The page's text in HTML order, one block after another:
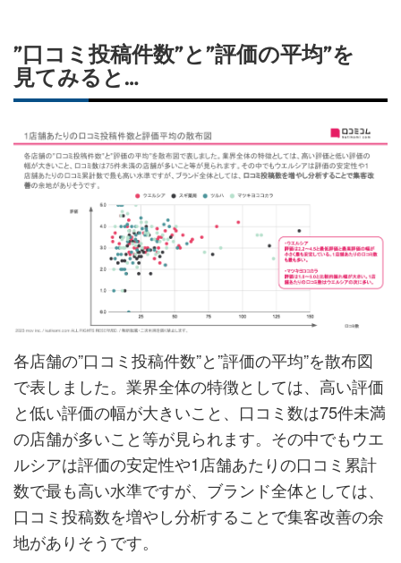
”口コミ投稿件数”と”評価の平均”を
見てみると…
各店舗の”口コミ投稿件数”と”評価の平均”を散布図
で表しました。業界全体の特徴としては、高い評価
と低い評価の幅が大きいこと、口コミ数は75件未満
の店舗が多いこと等が見られます。その中でもウエ
ルシアは評価の安定性や1店舗あたりの口コミ累計
数で最も高い水準ですが、ブランド全体としては、
口コミ投稿数を増やし分析することで集客改善の余
地がありそうです。